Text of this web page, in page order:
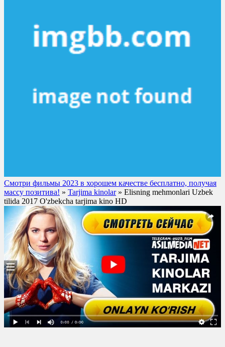
Смотри фильмы 2023 в хорошем качестве бесплатно, получая
массу позитива! » Tarjima kinolar» Elisning mehmonlari Uzbek
tilida 2017 O'zbekcha tarjima kino HD